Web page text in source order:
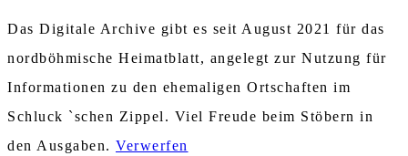
Das Digitale Archive gibt es seit August 2021 für das
nordböhmische Heimatblatt, angelegt zur Nutzung für
Informationen zu den ehemaligen Ortschaften im
Schluck `schen Zippel. Viel Freude beim Stöbern in
den Ausgaben. Verwerfen